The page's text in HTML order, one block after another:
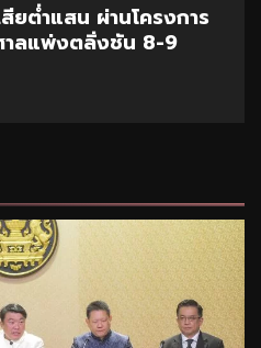
ยต่ำแสน ผ่านโครงการ
าลแพ่งตลิ่งชัน 8-9